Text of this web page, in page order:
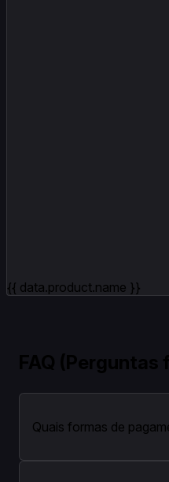
{{ data.product.name }}
Quais formas de